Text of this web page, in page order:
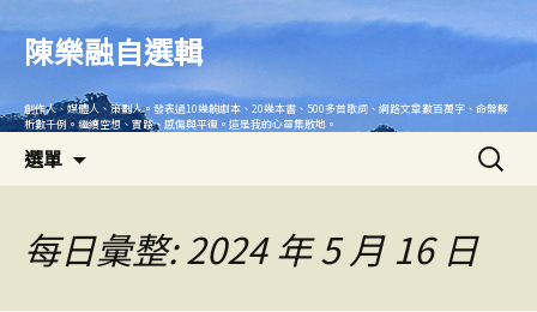
內
陳樂融自選輯
創作人、媒體人、策劃人。發表過10幾齣劇本、20幾本書、500多首歌詞、網路文章數百萬字、命盤解
析數千例。繼續空想、實踐、感傷與平復。這是我的心靈集散地。
選單
搜
尋
鍵
字:
每日彙整: 2024 年 5 月 16 日